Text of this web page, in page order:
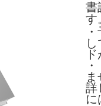
書
す
詳
に